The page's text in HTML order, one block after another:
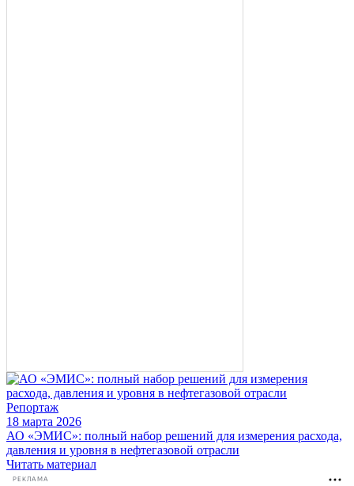
Репортаж
18 марта 2026
АО «ЭМИС»: полный набор решений для измерения расхода,
давления и уровня в нефтегазовой отрасли
Читать материал
РЕКЛАМА